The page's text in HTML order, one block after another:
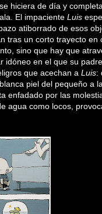
hiciera de día y
El impaciente Luis
atiborrado de esos
tras un corto trayecto en
sino que hay que
idóneo en el que su
que acechan a Luis:
piel del pequeño a
enfadado por las
agua como locos,